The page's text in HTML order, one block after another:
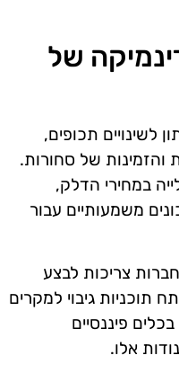
של
לשינויים תכופים,
והזמינות של סחורות.
במחירי הדלק,
משמעותיים עבור
צריכות לבצע
תוכניות גיבוי למקרים
פיננסיים
אלו.